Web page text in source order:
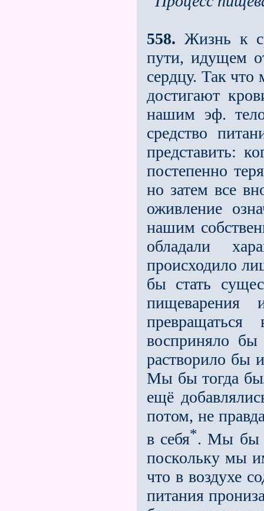
558. Жизнь к
пути, идущем
сердцу. Так что
достигают
нашим эф.
средство
представить:
постепенно
но затем все
оживление
нашим
обладали
происходило
бы стать
восприняло бы
растворило
Мы бы тогда
ещё
потом, не
в себя*. Мы бы
поскольку мы
что в воздухе
питания